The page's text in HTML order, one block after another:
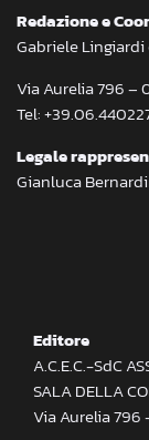
Redazione e
Gabriele Lingiardi
Via Aurelia 796 –
Tel:
Legale
Gianluca
Editore
A.C.E.C.-SdC
SALA DELLA
Via Aurelia 796